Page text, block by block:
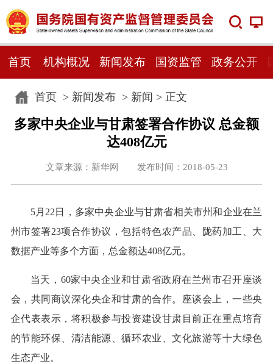
首页 机构概况 新闻发布 国资监管 政务公开
首页> 新闻发布> 新闻 > 正文
多家中央企业与甘肃签署合作协议 总金额
达408亿元
文章来源：新华网 发布时间：2018-05-23
5月22日，多家中央企业与甘肃省相关市州和企业在兰
州市签署23项合作协议，包括特色农产品、陇药加工、大
数据产业等多个方面，总金额达408亿元。
当天，60家中央企业和甘肃省政府在兰州市召开座谈
会，共同商议深化央企和甘肃的合作。座谈会上，一些央
企代表表示，将积极参与投资建设甘肃目前正在重点培育
的节能环保、清洁能源、循环农业、文化旅游等十大绿色
生态产业。